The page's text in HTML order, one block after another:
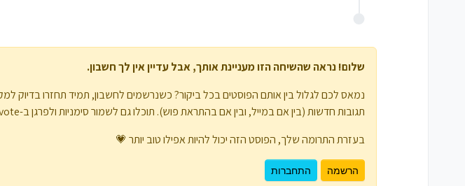
שלום! נראה שהשיחה הזו מעניינת אותך, אבל עדיין אין לך חשבון.
נמאס לכם לגלול בין אותם הפוסטים בכל ביקור? כשנרשמים לחשבון, תמיד תחזרו בדיוק
תגובות חדשות (בין אם במייל, ובין אם בהתראת פוש). תוכלו גם לשמור סימניות ולפרגן ב-upvote לפוסטים כדי להביע הערכה לחברי קהילה אחרים.
בעזרת התרומה שלך, הפוסט הזה יכול להיות אפילו טוב יותר 💗
הרשמה התחברות